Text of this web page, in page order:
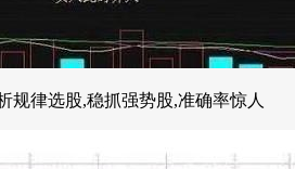
规律选股,稳抓强势股,准确率惊人